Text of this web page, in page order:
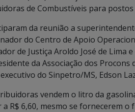
de Combustíveis para
da reunião a
do Centro de Apoio
de Justiça Aroldo José de Lima
da Associação dos Procons
do Sinpetro/MS, Edson
vendem o litro da
R$ 6,60, mesmo se fornecerem